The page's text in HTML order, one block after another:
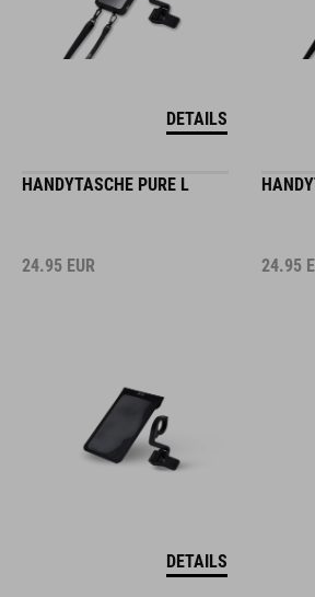
DETAILS
HANDYTASCHE PURE L
24.95 EUR
DETAILS
24.95